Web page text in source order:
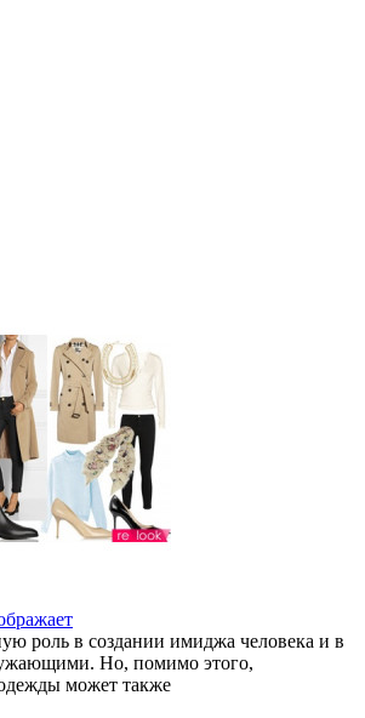
роль в создании имиджа человека и в
Но, помимо этого,
может также